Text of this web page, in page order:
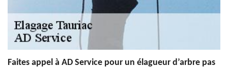
Faites appel à AD Service pour un élagueur d’arbre pas